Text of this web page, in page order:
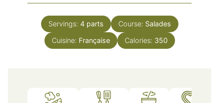
Servings: 4 parts Course: Salades
Cuisine: Française Calories: 350